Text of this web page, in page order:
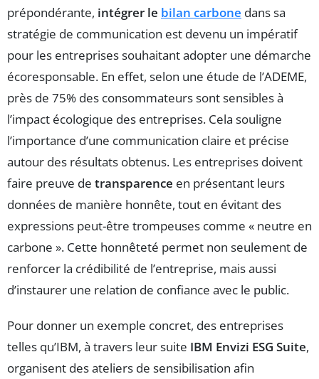
prépondérante, intégrer le bilan carbone dans sa
stratégie de communication est devenu un impératif
pour les entreprises souhaitant adopter une démarche
écoresponsable. En effet, selon une étude de l’ADEME,
près de 75% des consommateurs sont sensibles à
l’impact écologique des entreprises. Cela souligne
l’importance d’une communication claire et précise
autour des résultats obtenus. Les entreprises doivent
faire preuve de transparence en présentant leurs
données de manière honnête, tout en évitant des
expressions peut-être trompeuses comme « neutre en
carbone ». Cette honnêteté permet non seulement de
renforcer la crédibilité de l’entreprise, mais aussi
d’instaurer une relation de confiance avec le public.
Pour donner un exemple concret, des entreprises
telles qu’IBM, à travers leur suite IBM Envizi ESG Suite,
organisent des ateliers de sensibilisation afin